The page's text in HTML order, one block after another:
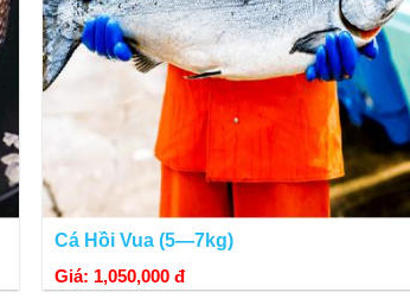
Cá Hồi Vua (5—7kg)
Giá: 1,050,000 đ